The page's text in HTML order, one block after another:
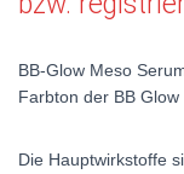
BB-Glow Meso
Farbton der BB Glow
Die Hauptwirkstoffe